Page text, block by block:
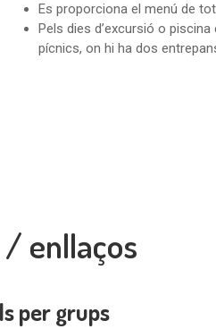
Es proporciona el menú de
Pels dies d’excursió o
pícnics, on hi ha dos
enllaços
per grups